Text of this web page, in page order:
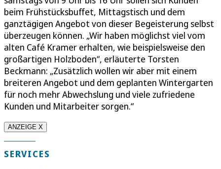
beim Frühstücksbuffet, Mittagstisch und dem
ganztägigen Angebot von dieser Begeisterung selbst
überzeugen können. „Wir haben möglichst viel vom
alten Café Kramer erhalten, wie beispielsweise den
großartigen Holzboden“, erläuterte Torsten
Beckmann: „Zusätzlich wollen wir aber mit einem
breiteren Angebot und dem geplanten Wintergarten
für noch mehr Abwechslung und viele zufriedene
Kunden und Mitarbeiter sorgen.“
ANZEIGE X
SERVICES